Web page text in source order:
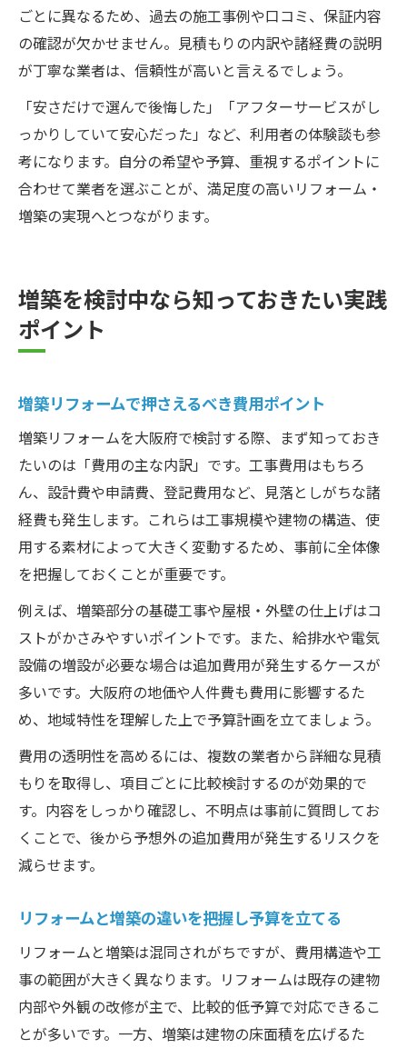
ごとに異なるため、過去の施工事例や口コミ、保証内容
の確認が欠かせません。見積もりの内訳や諸経費の説明
が丁寧な業者は、信頼性が高いと言えるでしょう。
「安さだけで選んで後悔した」「アフターサービスがし
っかりしていて安心だった」など、利用者の体験談も参
考になります。自分の希望や予算、重視するポイントに
合わせて業者を選ぶことが、満足度の高いリフォーム・
増築の実現へとつながります。
増築を検討中なら知っておきたい実践
ポイント
増築リフォームで押さえるべき費用ポイント
増築リフォームを大阪府で検討する際、まず知っておき
たいのは「費用の主な内訳」です。工事費用はもちろ
ん、設計費や申請費、登記費用など、見落としがちな諸
経費も発生します。これらは工事規模や建物の構造、使
用する素材によって大きく変動するため、事前に全体像
を把握しておくことが重要です。
例えば、増築部分の基礎工事や屋根・外壁の仕上げはコ
ストがかさみやすいポイントです。また、給排水や電気
設備の増設が必要な場合は追加費用が発生するケースが
多いです。大阪府の地価や人件費も費用に影響するた
め、地域特性を理解した上で予算計画を立てましょう。
費用の透明性を高めるには、複数の業者から詳細な見積
もりを取得し、項目ごとに比較検討するのが効果的で
す。内容をしっかり確認し、不明点は事前に質問してお
くことで、後から予想外の追加費用が発生するリスクを
減らせます。
リフォームと増築の違いを把握し予算を立てる
リフォームと増築は混同されがちですが、費用構造や工
事の範囲が大きく異なります。リフォームは既存の建物
内部や外観の改修が主で、比較的低予算で対応できるこ
とが多いです。一方、増築は建物の床面積を広げるた